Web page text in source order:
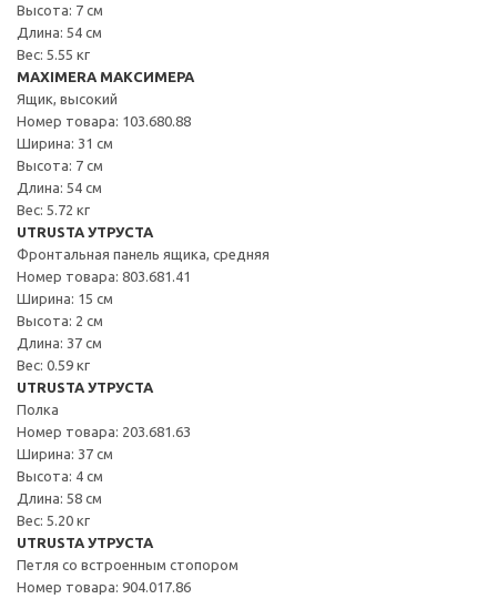
Высота: 7 см
Длина: 54 см
Вес: 5.55 кг
MAXIMERA МАКСИМЕРА
Ящик, высокий
Номер товара: 103.680.88
Ширина: 31 см
Высота: 7 см
Длина: 54 см
Вес: 5.72 кг
UTRUSTA УТРУСТА
Фронтальная панель ящика, средняя
Номер товара: 803.681.41
Ширина: 15 см
Высота: 2 см
Длина: 37 см
Вес: 0.59 кг
UTRUSTA УТРУСТА
Полка
Номер товара: 203.681.63
Ширина: 37 см
Высота: 4 см
Длина: 58 см
Вес: 5.20 кг
UTRUSTA УТРУСТА
Петля со встроенным стопором
Номер товара: 904.017.86